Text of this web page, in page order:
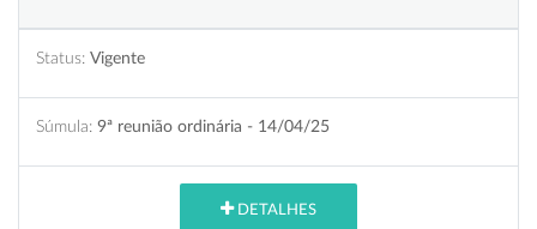
Status: Vigente
Súmula: 9ª reunião ordinária - 14/04/25
DETALHES